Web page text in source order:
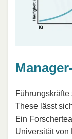
These lässt
Ein
Universität von